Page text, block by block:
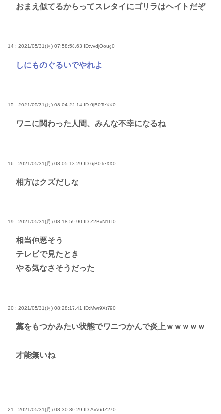
おまえ似てるからってスレタイにゴリラはヘイトだぞ
14 : 2021/05/31(月) 07:58:58.63 ID:vvdjOoug0
しにものぐるいでやれよ
15 : 2021/05/31(月) 08:04:22.14 ID:6jB0TeXX0
ワニに関わった人間、みんな不幸になるね
16 : 2021/05/31(月) 08:05:13.29 ID:6jB0TeXX0
相方はクズだしな
19 : 2021/05/31(月) 08:18:59.90 ID:Z2BvN1Lf0
相当仲悪そう
テレビで見たとき
やる気なさそうだった
20 : 2021/05/31(月) 08:28:17.41 ID:Mwr9Xt790
藁をもつかみたい状態でワニつかんで炎上ｗｗｗｗｗ
才能無いね
21 : 2021/05/31(月) 08:30:30.29 ID:AiA6dZ270